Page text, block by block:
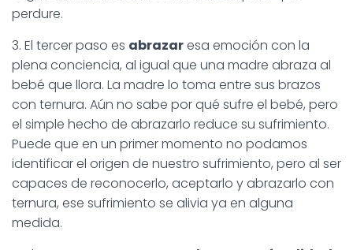
perdure.
3. El tercer paso es abrazaresa emoción con la
plena conciencia, al igual que una madre abraza al
bebé que llora. La madre lo toma entre sus brazos
con ternura. Aún no sabe por qué sufre el bebé, pero
el simple hecho de abrazarlo reduce su sufrimiento.
Puede que en un primer momento no podamos
identificar el origen de nuestro sufrimiento, pero al ser
capaces de reconocerlo, aceptarlo y abrazarlo con
ternura, ese sufrimiento se alivia ya en alguna
medida.